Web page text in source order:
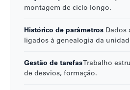
montagem de ciclo longo.
Histórico de parâmetros Dados
ligados à genealogia da
Gestão de tarefasTrabalho
de desvios, formação.